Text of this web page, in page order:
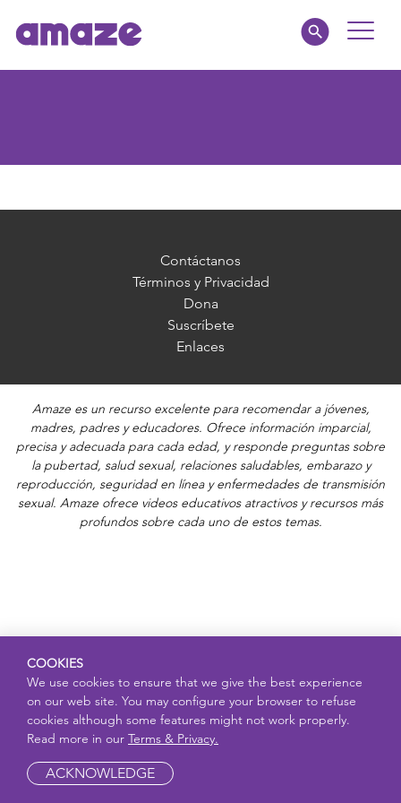
Toggle
Contáctanos
Términos y Privacidad
Dona
Suscríbete
Enlaces
Amaze es un recurso excelente para recomendar a jóvenes,
madres, padres y educadores. Ofrece información imparcial,
precisa y adecuada para cada edad, y responde preguntas sobre
la pubertad, salud sexual, relaciones saludables, embarazo y
reproducción, seguridad en línea y enfermedades de transmisión
sexual. Amaze ofrece videos educativos atractivos y recursos más
profundos sobre cada uno de estos temas.
COOKIES
We use cookies to ensure that we give the best experience
on our web site. You may configure your browser to refuse
cookies although some features might not work properly.
Read more in our Terms & Privacy.
ACKNOWLEDGE